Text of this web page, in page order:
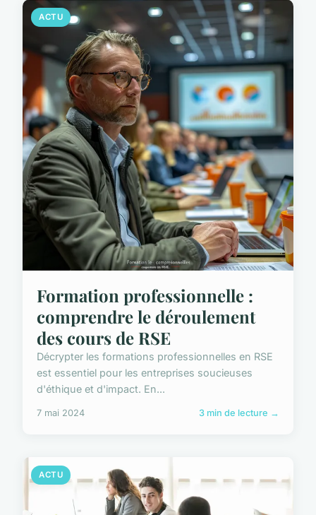
ACTU
Formation professionnelle :
comprendre le déroulement
des cours de RSE
Décrypter les formations professionnelles en RSE
est essentiel pour les entreprises soucieuses
d'éthique et d'impact. En...
7 mai 2024 3 min de lecture →
ACTU